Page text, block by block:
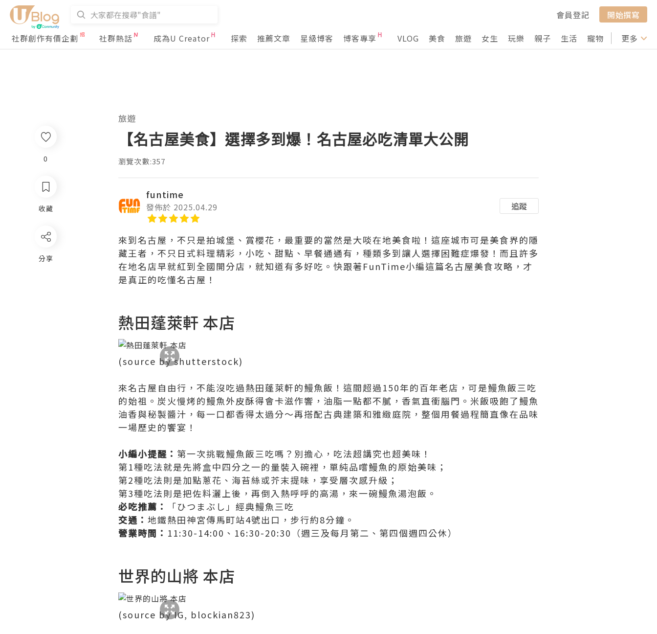
會員登記
開始撰寫
社群創作有價企劃
社群熱話 成為U Creator 探索 推薦文章 星級博客 博客專享 VLOG 美食 旅遊 女生 玩樂 親子 生活 寵物 行山 打卡
更多
0
收藏
分享
旅遊
【名古屋美食】選擇多到爆！名古屋必吃清單大公開
瀏覽次數:357
funtime
發佈於 2025.04.29 追蹤
來到名古屋，不只是拍城堡、賞櫻花，最重要的當然是大啖在地美食啦！這座城市可是美食界的隱
藏王者，不只日式料理精彩，小吃、甜點、早餐通通有，種類多到讓人選擇困難症爆發！而且許多
在地名店早就紅到全國開分店，就知道有多好吃。快跟著FunTime小編這篇名古屋美食攻略，才
是真正的吃懂名古屋！
熱田蓬萊軒 本店
(source by shutterstock)
來名古屋自由行，不能沒吃過熱田蓬萊軒的鰻魚飯！這間超過150年的百年老店，可是鰻魚飯三吃
的始祖。炭火慢烤的鰻魚外皮酥得會卡滋作響，油脂一點都不膩，香氣直衝腦門。米飯吸飽了鰻魚
油香與秘製醬汁，每一口都香得太過分～再搭配古典建築和雅緻庭院，整個用餐過程簡直像在品味
一場歷史的饗宴！
小編小提醒： 第一次挑戰鰻魚飯三吃嗎？別擔心，吃法超講究也超美味！
第1種吃法就是先將盒中四分之一的量裝入碗裡，單純品嚐鰻魚的原始美味；
第2種吃法則是加點蔥花、海苔絲或芥末提味，享受層次感升級；
第3種吃法則是把佐料灑上後，再倒入熱呼呼的高湯，來一碗鰻魚湯泡飯。
必吃推薦：
「ひつまぶし」經典鰻魚三吃
交通： 地鐵熱田神宮傳馬町站4號出口，步行約8分鐘。
營業時間： 11:30-14:00、16:30-20:30（週三及每月第二、第四個週四公休）
世界的山將 本店
(source by IG, blockian823)